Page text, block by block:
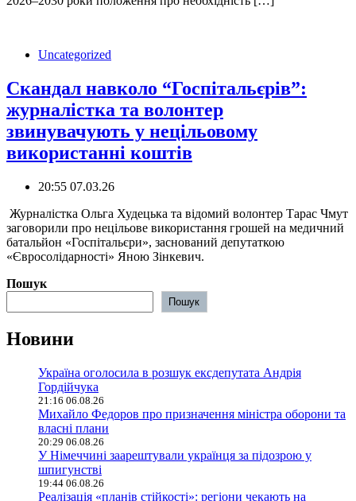
Uncategorized
Скандал навколо “Госпітальєрів”:
журналістка та волонтер
звинувачують у нецільовому
використанні коштів
20:55 07.03.26
️ Журналістка Ольга Худецька та відомий волонтер Тарас Чмут
заговорили про нецільове використання грошей на медичний
батальйон «Госпітальєри», заснований депутаткою
«Євросолідарності» Яною Зінкевич.
Пошук
Пошук
Новини
Україна оголосила в розшук ексдепутата Андрія
Гордійчука
21:16 06.08.26
Михайло Федоров про призначення міністра оборони та
власні плани
20:29 06.08.26
У Німеччині заарештували українця за підозрою у
шпигунстві
19:44 06.08.26
Реалізація «планів стійкості»: регіони чекають на